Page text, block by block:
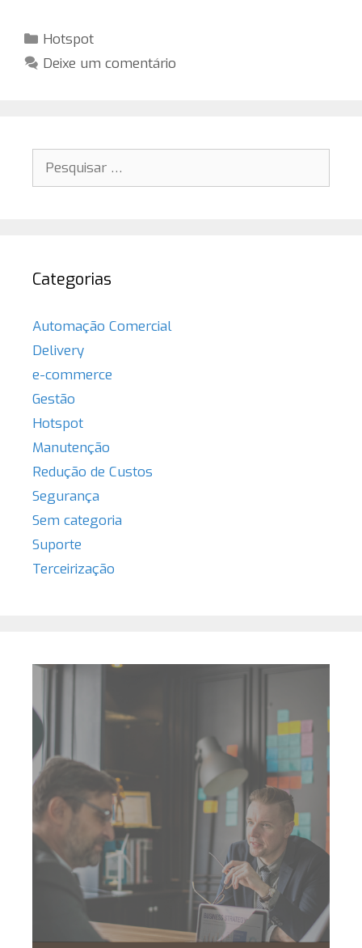
Categorias
Hotspot
Deixe um comentário
Pesquisar
por:
Categorias
Automação Comercial
Delivery
e-commerce
Gestão
Hotspot
Manutenção
Redução de Custos
Segurança
Sem categoria
Suporte
Terceirização